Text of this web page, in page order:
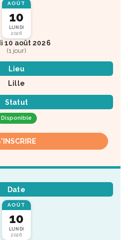
AOÛT
10
LUNDI
2026
10 août 2026
(1 jour)
Lieu
Lille
Statut
Disponible
Date
AOÛT
10
LUNDI
2026